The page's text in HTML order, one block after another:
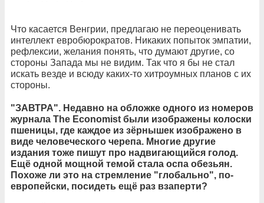
Что касается Венгрии, предлагаю не переоценивать
интеллект евробюрократов. Никаких попыток эмпатии,
рефлексии, желания понять, что думают другие, со
стороны Запада мы не видим. Так что я бы не стал
искать везде и всюду каких-то хитроумных планов с их
стороны.
"ЗАВТРА". Недавно на обложке одного из номеров
журнала The Economist были изображены колоски
пшеницы, где каждое из зёрнышек изображено в
виде человеческого черепа. Многие другие
издания тоже пишут про надвигающийся голод.
Ещё одной мощной темой стала оспа обезьян.
Похоже ли это на стремление "глобально", по-
европейски, посидеть ещё раз взаперти?